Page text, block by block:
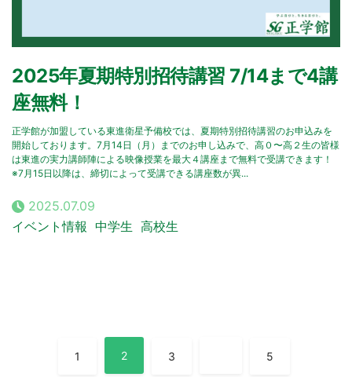
2025年夏期特別招待講習 7/14まで4講
座無料！
正学館が加盟している東進衛星予備校では、夏期特別招待講習のお申込みを
開始しております。7月14日（月）までのお申し込みで、高０〜高２生の皆様
は東進の実力講師陣による映像授業を最大４講座まで無料で受講できます！
※7月15日以降は、締切によって受講できる講座数が異...
2025.07.09
イベント情報 中学生 高校生
1 2 3 5